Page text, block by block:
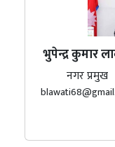
भुपेन्द्र कुमार
नगर प्रमुख